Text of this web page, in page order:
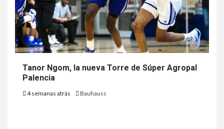
Tanor Ngom, la nueva Torre de Súper Agropal
Palencia
4 semanas atrás Bauhauss